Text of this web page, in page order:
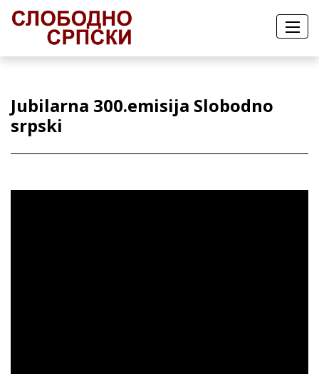
Jubilarna 300.emisija Slobodno
srpski